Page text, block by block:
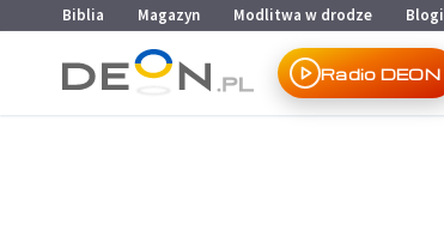
Przejdź do menu głównego
Przejdź do treści
Biblia Magazyn Modlitwa w drodze Blogi
Radio DEON